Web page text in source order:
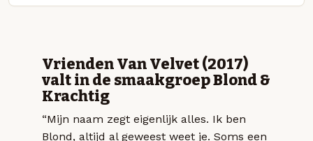
Vrienden Van Velvet (2017)
valt in de smaakgroep Blond &
Krachtig
“Mijn naam zegt eigenlijk alles. Ik ben
Blond, altijd al geweest weet je. Soms een